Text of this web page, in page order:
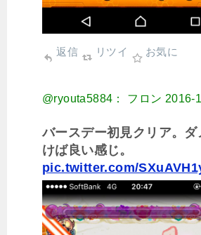
返信 リツイ お気に
@ryouta5884： フロン 2016-
バースデー初見クリア。ダ
けば良い感じ。
pic.twitter.com/